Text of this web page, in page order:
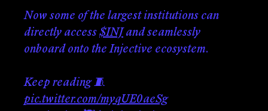
Now some of the largest institutions can
directly access $INJ and seamlessly
onboard onto the Injective ecosystem.
Keep reading 🧵
pic.twitter.com/myqUE0aeSg